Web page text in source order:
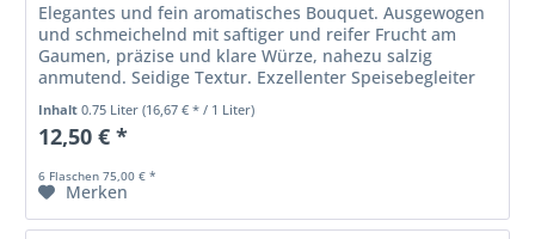
Elegantes und fein aromatisches Bouquet. Ausgewogen
und schmeichelnd mit saftiger und reifer Frucht am
Gaumen, präzise und klare Würze, nahezu salzig
anmutend. Seidige Textur. Exzellenter Speisebegleiter
mit beeindruckender Finesse. Das...
Inhalt0.75 Liter(16,67 € * / 1 Liter)
12,50 € *
6 Flaschen 75,00 € *
Merken